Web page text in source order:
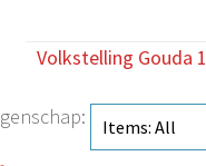
Volkstelling Gouda